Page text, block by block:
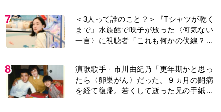
7
＜3人って誰のこと？＞『Tシャツが乾く
まで』水族館で咲子が放った〈何気ない
一言〉に視聴者「これも何かの伏線？」
8
演歌歌手・市川由紀乃「更年期かと思っ
たら〈卵巣がん〉だった。９ヵ月の闘病
を経て復帰。若くして逝った兄の手紙を